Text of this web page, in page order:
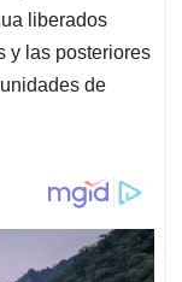
liberados
y las posteriores
de